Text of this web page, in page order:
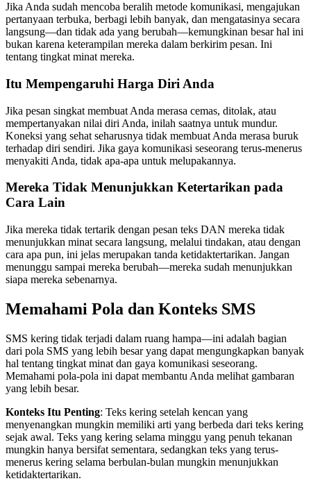
Jika Anda sudah mencoba beralih metode komunikasi, mengajukan
pertanyaan terbuka, berbagi lebih banyak, dan mengatasinya secara
langsung—dan tidak ada yang berubah—kemungkinan besar hal ini
bukan karena keterampilan mereka dalam berkirim pesan. Ini
tentang tingkat minat mereka.
Itu Mempengaruhi Harga Diri Anda
Jika pesan singkat membuat Anda merasa cemas, ditolak, atau
mempertanyakan nilai diri Anda, inilah saatnya untuk mundur.
Koneksi yang sehat seharusnya tidak membuat Anda merasa buruk
terhadap diri sendiri. Jika gaya komunikasi seseorang terus-menerus
menyakiti Anda, tidak apa-apa untuk melupakannya.
Mereka Tidak Menunjukkan Ketertarikan pada
Cara Lain
Jika mereka tidak tertarik dengan pesan teks DAN mereka tidak
menunjukkan minat secara langsung, melalui tindakan, atau dengan
cara apa pun, ini jelas merupakan tanda ketidaktertarikan. Jangan
menunggu sampai mereka berubah—mereka sudah menunjukkan
siapa mereka sebenarnya.
Memahami Pola dan Konteks SMS
SMS kering tidak terjadi dalam ruang hampa—ini adalah bagian
dari pola SMS yang lebih besar yang dapat mengungkapkan banyak
hal tentang tingkat minat dan gaya komunikasi seseorang.
Memahami pola-pola ini dapat membantu Anda melihat gambaran
yang lebih besar.
Konteks Itu Penting: Teks kering setelah kencan yang
menyenangkan mungkin memiliki arti yang berbeda dari teks kering
sejak awal. Teks yang kering selama minggu yang penuh tekanan
mungkin hanya bersifat sementara, sedangkan teks yang terus-
menerus kering selama berbulan-bulan mungkin menunjukkan
ketidaktertarikan.